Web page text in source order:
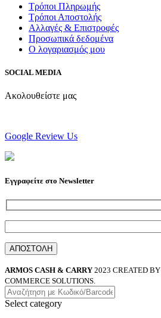
Τρόποι Πληρωμής
Τρόποι Αποστολής
Αλλαγές & Επιστροφές
Προσωπικά δεδομένα
Ο λογαριασμός μου
SOCIAL MEDIA
Ακολουθείστε μας
Google Review Us
Εγγραφείτε στο Newsletter
ARMOS CASH & CARRY 2023 CREATED BY
COMMERCE SOLUTIONS.
Select category